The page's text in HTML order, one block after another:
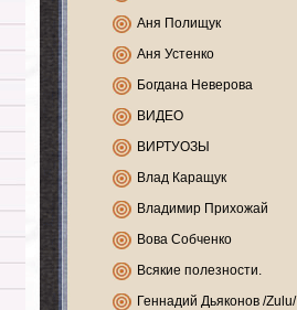
Аня Полищук
Аня Устенко
Богдана Неверова
ВИДЕО
ВИРТУОЗЫ
Влад Каращук
Владимир Прихожай
Вова Собченко
Всякие полезности.
Геннадий Дьяконов /Zulu/